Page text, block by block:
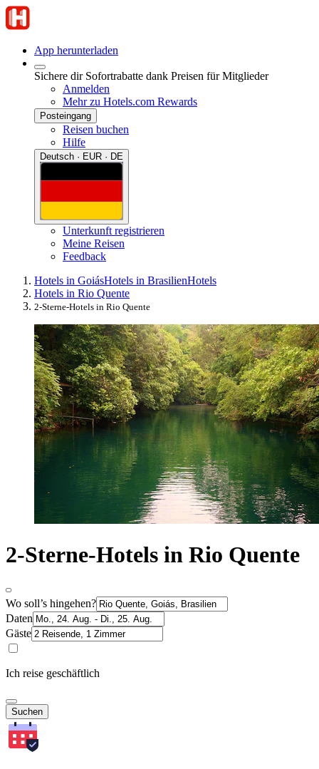
App herunterladen
Sichere dir Sofortrabatte dank Preisen für Mitglieder
Anmelden
Mehr zu Hotels.com Rewards
Posteingang
Reisen buchen
Hilfe
Deutsch · EUR · DE
Unterkunft registrieren
Meine Reisen
Feedback
Hotels in GoiásHotels in BrasilienHotels
Hotels in Rio Quente
2-Sterne-Hotels in Rio Quente
2-Sterne-Hotels in Rio Quente
Wo soll’s hingehen?
Daten
Gäste
Ich reise geschäftlich
Suchen